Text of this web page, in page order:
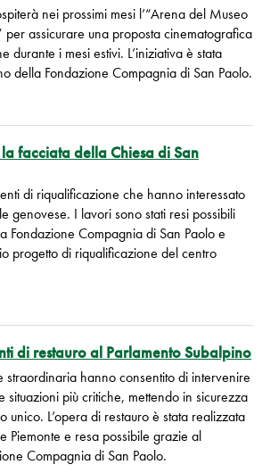
nei prossimi mesi l’“Arena del Museo
assicurare una proposta cinematografica
durante i mesi estivi. L’iniziativa è stata
della Fondazione Compagnia di San Paolo.
facciata della Chiesa di San
di riqualificazione che hanno interessato
genovese. I lavori sono stati resi possibili
Fondazione Compagnia di San Paolo e
progetto di riqualificazione del centro
di restauro al Parlamento Subalpino
straordinaria hanno consentito di intervenire
situazioni più critiche, mettendo in sicurezza
unico. L’opera di restauro è stata realizzata
Piemonte e resa possibile grazie al
Compagnia di San Paolo.